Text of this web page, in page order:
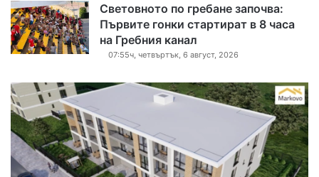
Световното по гребане започва:
Първите гонки стартират в 8 часа
на Гребния канал
07:55ч, четвъртък, 6 август, 2026